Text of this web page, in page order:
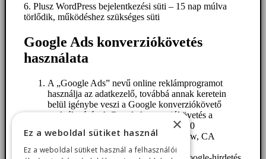
6. Plusz WordPress bejelentkezési süti – 15 nap múlva
törlődik, működéshez szükséges süti
Google Ads konverziókövetés
használata
A „Google Ads” nevű online reklámprogramot
használja az adatkezelő, továbbá annak keretein
belül igénybe veszi a Google konverziókövető
szolgáltatását. A Google konverziókövetés a
Google Inc. elemző szolgáltatása (1600
Amphitheatre Parkway, Mountain View, CA
94043, USA; „Google“).
×
Ez a weboldal sütiket használ
Ez a weboldal sütiket használ a felhasználói